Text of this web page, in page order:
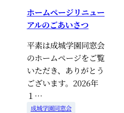
ホームページリニュー
アルのごあいさつ
平素は成城学園同窓会
のホームページをご覧
いただき、ありがとう
ございます。2026年
１…
成城学園同窓会